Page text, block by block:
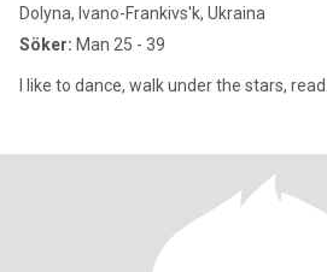
Dolyna, Ivano-Frankivs'k, Ukraina
Söker: Man 25 - 39